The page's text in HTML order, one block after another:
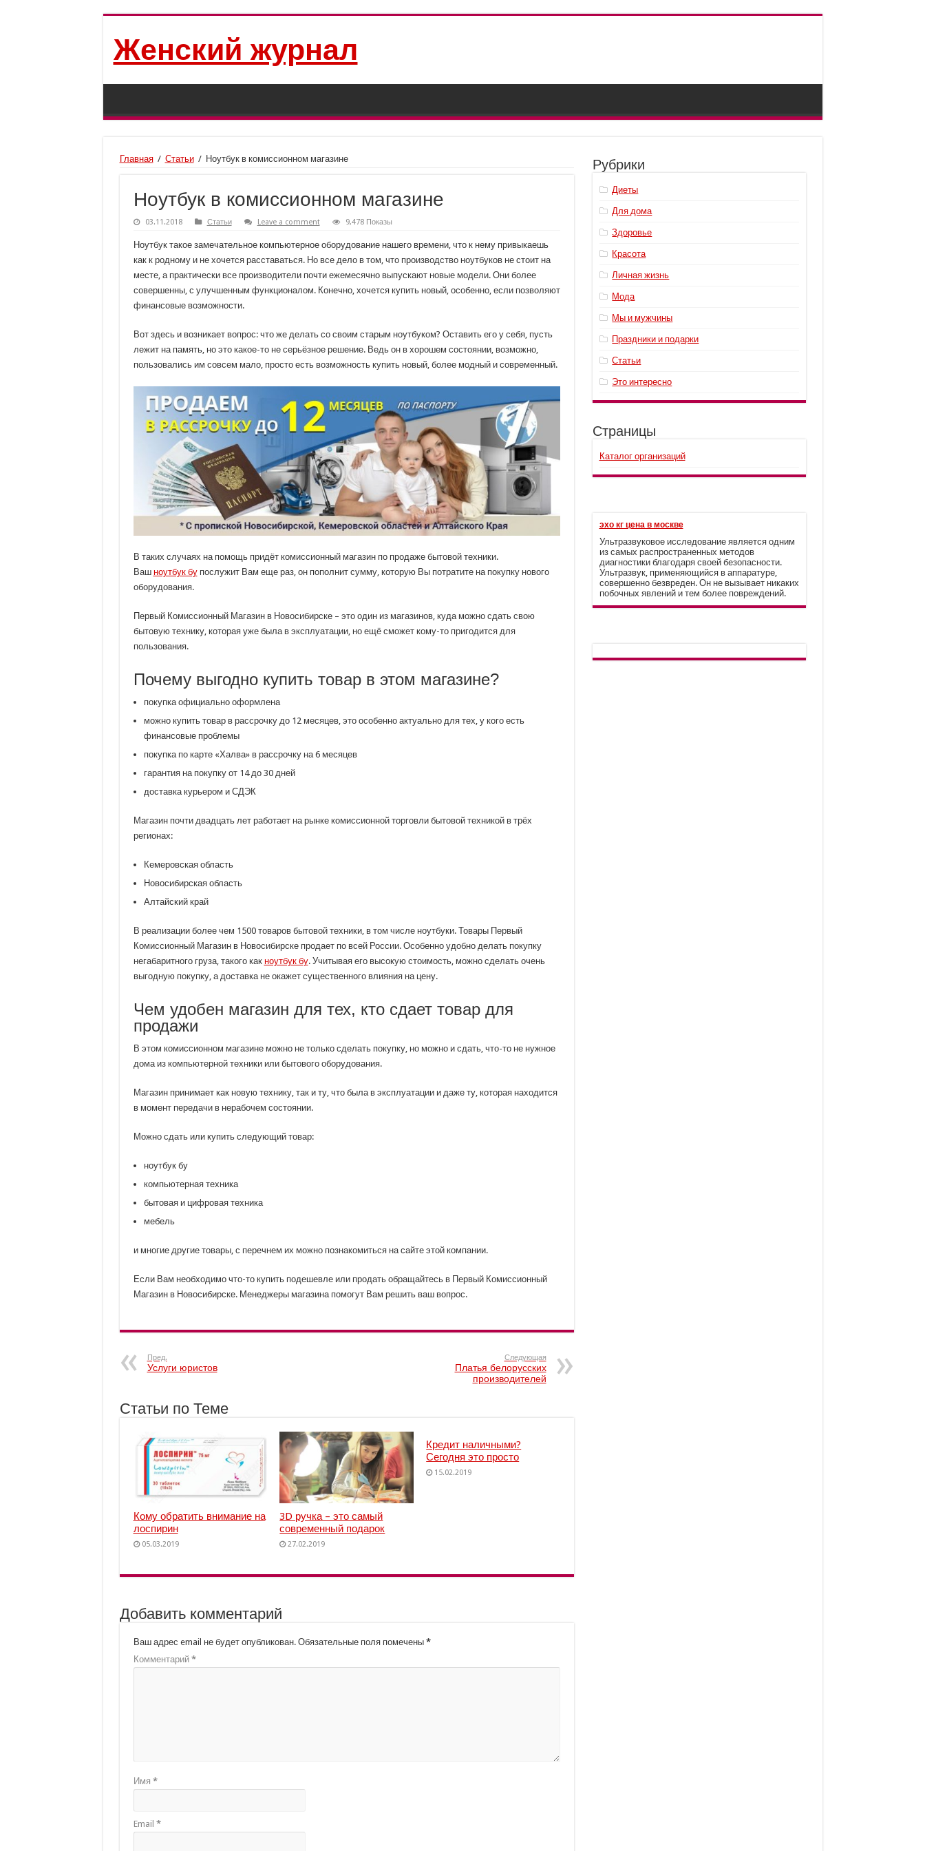
Женский журнал
Главная / Статьи / Ноутбук в комиссионном магазине
Ноутбук в комиссионном магазине
03.11.2018 Статьи Leave a comment 9,478 Показы
Ноутбук такое замечательное компьютерное оборудование нашего времени, что к нему привыкаешь
как к родному и не хочется расставаться. Но все дело в том, что производство ноутбуков не стоит на
месте, а практически все производители почти ежемесячно выпускают новые модели. Они более
совершенны, с улучшенным функционалом. Конечно, хочется купить новый, особенно, если позволяют
финансовые возможности.
Вот здесь и возникает вопрос: что же делать со своим старым ноутбуком? Оставить его у себя, пусть
лежит на память, но это какое-то не серьёзное решение. Ведь он в хорошем состоянии, возможно,
пользовались им совсем мало, просто есть возможность купить новый, более модный и современный.
В таких случаях на помощь придёт комиссионный магазин по продаже бытовой техники.
Ваш ноутбук бупослужит Вам еще раз, он пополнит сумму, которую Вы потратите на покупку нового
оборудования.
Первый Комиссионный Магазин в Новосибирске – это один из магазинов, куда можно сдать свою
бытовую технику, которая уже была в эксплуатации, но ещё сможет кому-то пригодится для
пользования.
Почему выгодно купить товар в этом магазине?
покупка официально оформлена
можно купить товар в рассрочку до 12 месяцев, это особенно актуально для тех, у кого есть
финансовые проблемы
покупка по карте «Халва» в рассрочку на 6 месяцев
гарантия на покупку от 14 до 30 дней
доставка курьером и СДЭК
Магазин почти двадцать лет работает на рынке комиссионной торговли бытовой техникой в трёх
регионах:
Кемеровская область
Новосибирская область
Алтайский край
В реализации более чем 1500 товаров бытовой техники, в том числе ноутбуки. Товары Первый
Комиссионный Магазин в Новосибирске продает по всей России. Особенно удобно делать покупку
негабаритного груза, такого как ноутбук бу. Учитывая его высокую стоимость, можно сделать очень
выгодную покупку, а доставка не окажет существенного влияния на цену.
Чем удобен магазин для тех, кто сдает товар для
продажи
В этом комиссионном магазине можно не только сделать покупку, но можно и сдать, что-то не нужное
дома из компьютерной техники или бытового оборудования.
Магазин принимает как новую технику, так и ту, что была в эксплуатации и даже ту, которая находится
в момент передачи в нерабочем состоянии.
Можно сдать или купить следующий товар:
ноутбук бу
компьютерная техника
бытовая и цифровая техника
мебель
и многие другие товары, с перечнем их можно познакомиться на сайте этой компании.
Если Вам необходимо что-то купить подешевле или продать обращайтесь в Первый Комиссионный
Магазин в Новосибирске. Менеджеры магазина помогут Вам решить ваш вопрос.
Пред.
Услуги юристов
Следующая
Платья белорусских
производителей
Статьи по Теме
Кому обратить внимание на
лоспирин
05.03.2019
3D ручка – это самый
современный подарок
27.02.2019
Кредит наличными?
Сегодня это просто
15.02.2019
Добавить комментарий
Ваш адрес email не будет опубликован. Обязательные поля помечены *
Комментарий *
Имя *
Email *
Рубрики
Диеты
Для дома
Здоровье
Красота
Личная жизнь
Мода
Мы и мужчины
Праздники и подарки
Статьи
Это интересно
Страницы
Каталог организаций
эхо кг цена в москве
Ультразвуковое исследование является одним
из самых распространенных методов
диагностики благодаря своей безопасности.
Ультразвук, применяющийся в аппаратуре,
совершенно безвреден. Он не вызывает никаких
побочных явлений и тем более повреждений.